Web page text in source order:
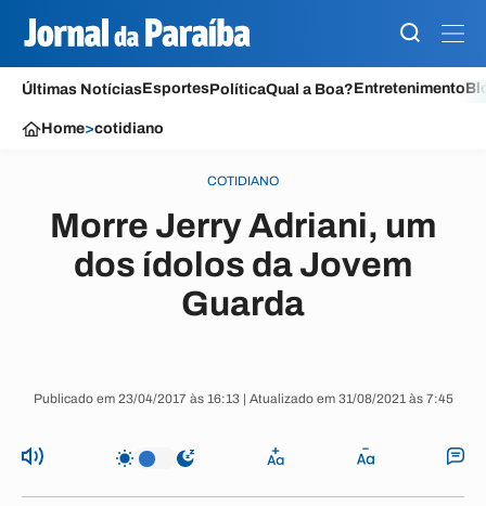
Últimas NotíciasEsportesPolíticaQual a Boa?Entretenimento
Home>cotidiano
COTIDIANO
Morre Jerry Adriani, um
dos ídolos da Jovem
Guarda
Publicado em 23/04/2017 às 16:13 | Atualizado em 31/08/2021 às 7:45